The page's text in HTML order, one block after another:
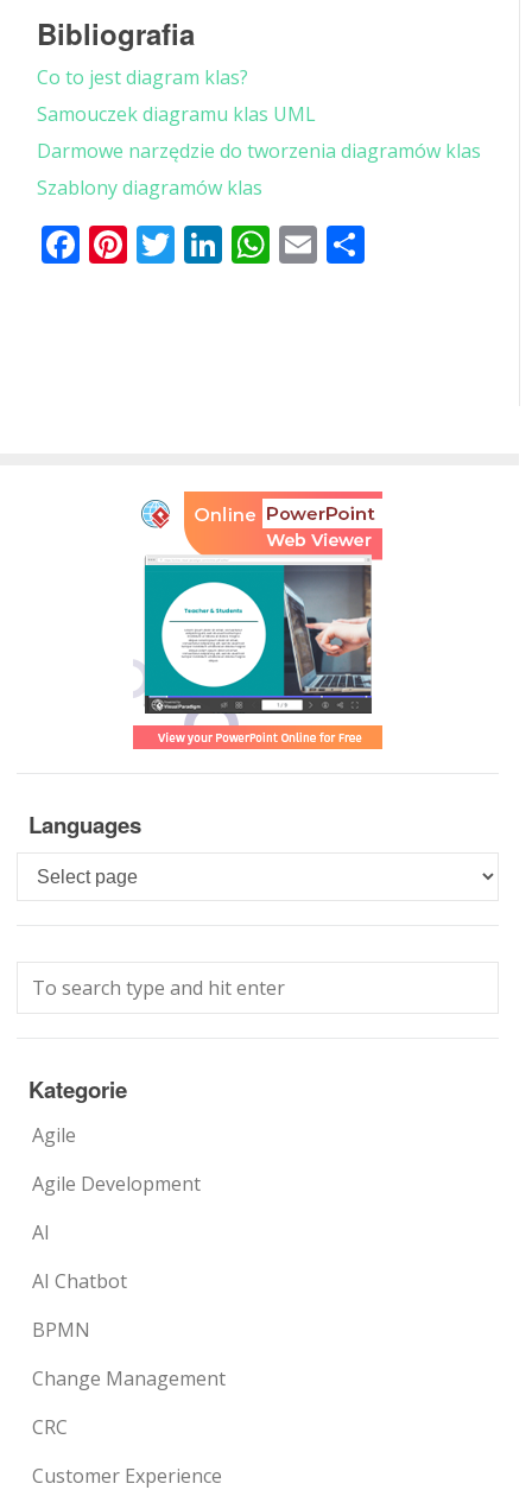
Bibliografia
Co to jest diagram klas?
Samouczek diagramu klas UML
Darmowe narzędzie do tworzenia diagramów klas
Szablony diagramów klas
Facebook
Pinterest
Twitter
LinkedIn
WhatsApp
Email
Languages
Languages
Kategorie
Agile
Agile Development
AI
AI Chatbot
BPMN
Change Management
CRC
Customer Experience